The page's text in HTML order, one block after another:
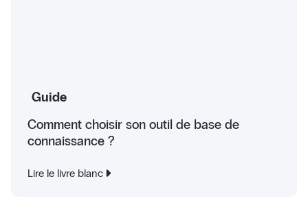
Guide
Comment choisir son outil de base de
connaissance ?
Lire le livre blanc